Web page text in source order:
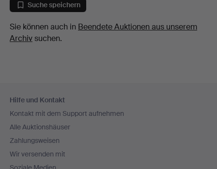
Suche speichern
Sie können auch in Beendete Auktionen aus unserem
Archivsuchen.
Navigation
Hilfe und Kontakt
Kontakt mit dem Support aufnehmen
Alle Auktionshäuser
Zahlungsweisen
Wir versenden mit